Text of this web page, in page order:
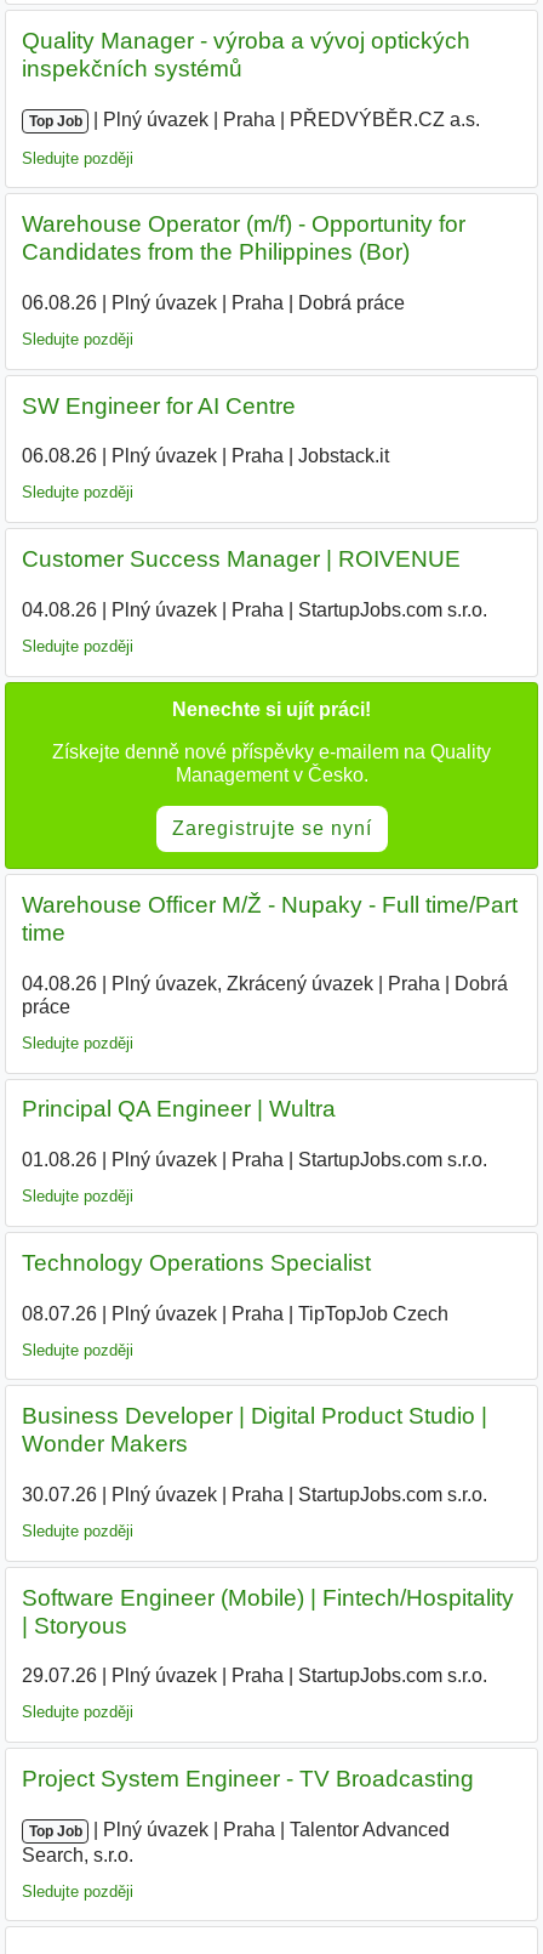
Quality Manager - výroba a vývoj optických
inspekčních systémů
Top Job Plný úvazek Praha PŘEDVÝBĚR.CZ a.s.
Sledujte později
Warehouse Operator (m/f) - Opportunity for
Candidates from the Philippines (Bor)
06.08.26| Plný úvazek| Praha Dobrá práce
Sledujte později
SW Engineer for AI Centre
06.08.26| Plný úvazek| Praha Jobstack.it
Sledujte později
Customer Success Manager | ROIVENUE
04.08.26| Plný úvazek| Praha StartupJobs.com s.r.o.
Sledujte později
Nenechte si ujít práci!
Získejte denně nové příspěvky e-mailem na Quality
Management v Česko.
Zaregistrujte se nyní
Warehouse Officer M/Ž - Nupaky - Full time/Part
time
04.08.26| Plný úvazek, Zkrácený úvazek| Praha
Dobrá
práce
Sledujte později
Principal QA Engineer | Wultra
01.08.26| Plný úvazek| Praha StartupJobs.com s.r.o.
Sledujte později
Technology Operations Specialist
08.07.26| Plný úvazek| Praha TipTopJob Czech
Sledujte později
Business Developer | Digital Product Studio |
Wonder Makers
30.07.26| Plný úvazek| Praha StartupJobs.com s.r.o.
Sledujte později
Software Engineer (Mobile) | Fintech/Hospitality
| Storyous
29.07.26| Plný úvazek| Praha StartupJobs.com s.r.o.
Sledujte později
Project System Engineer - TV Broadcasting
Top Job Plný úvazek Praha
Talentor Advanced
Search, s.r.o.
Sledujte později